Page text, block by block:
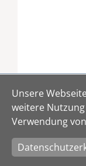
Unsere
weitere
Verwendung